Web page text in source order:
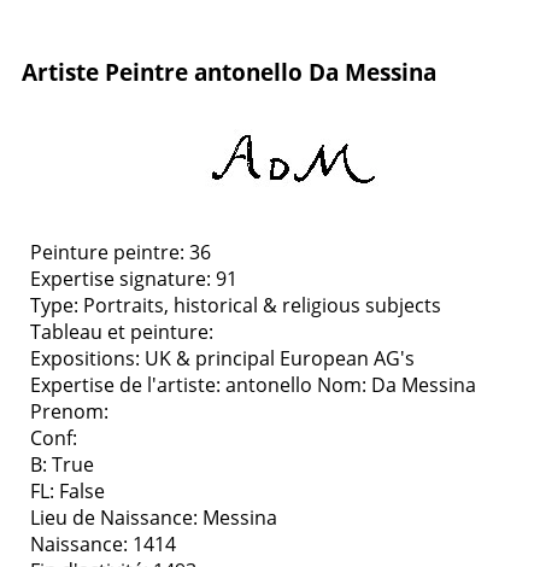
Artiste Peintre antonello Da Messina
Peinture peintre: 36
Expertise signature: 91
Type: Portraits, historical & religious subjects
Tableau et peinture:
Expositions: UK & principal European AG's
Expertise de l'artiste: antonello Nom: Da Messina
Prenom:
Conf:
B: True
FL: False
Lieu de Naissance: Messina
Naissance: 1414